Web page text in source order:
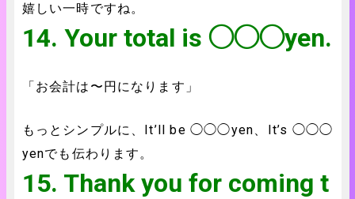
嬉しい一時ですね。
14. Your total is ◯◯◯yen.
「お会計は〜円になります」
もっとシンプルに、It’ll be ◯◯◯yen、It’s ◯◯◯
yenでも伝わります。
15. Thank you for coming t